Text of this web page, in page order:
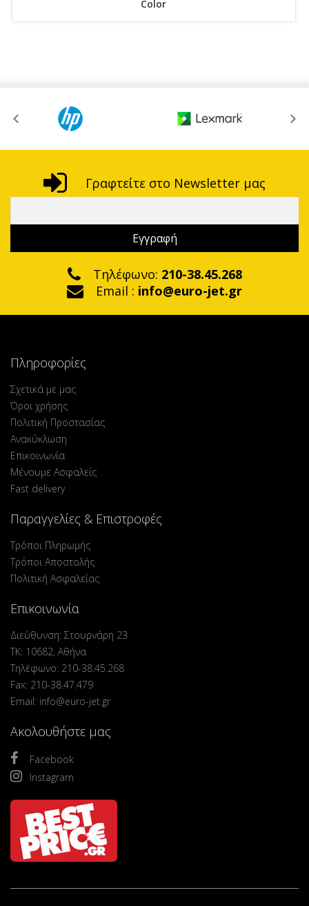
Color
Γραφτείτε στο Newsletter μας
Τηλέφωνο: 210-38.45.268
Email : info@euro-jet.gr
Πληροφορίες
Σχετικά με μας
Όροι χρήσης
Πολιτική Προστασίας
Ανακύκλωση
Επικοινωνία
Μένουμε Ασφαλείς
Fast delivery
Παραγγελίες & Επιστροφές
Τρόποι Πληρωμής
Τρόποι Αποστολής
Πολιτική Ασφαλείας
Επικοινωνία
Διεύθυνση: Στουρνάρη 23
ΤΚ: 10682, Αθήνα
Τηλέφωνο: 210-38.45.268
Fax: 210-38.47.479
Email: info@euro-jet.gr
Ακολουθήστε μας
Facebook
Instagram